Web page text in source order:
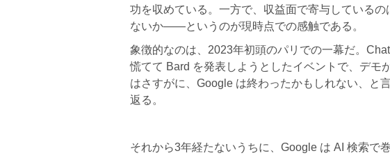
功を収めている。一方で、収益面で寄与している
ないか——というのが現時点での感触である。
象徴的なのは、2023年初頭のパリでの一幕だ。
慌てて Bard を発表しようとしたイベントで、デモ
はさすがに、Google は終わったかもしれない、と
返る。
それから3年経たないうちに、Google は AI 検索で